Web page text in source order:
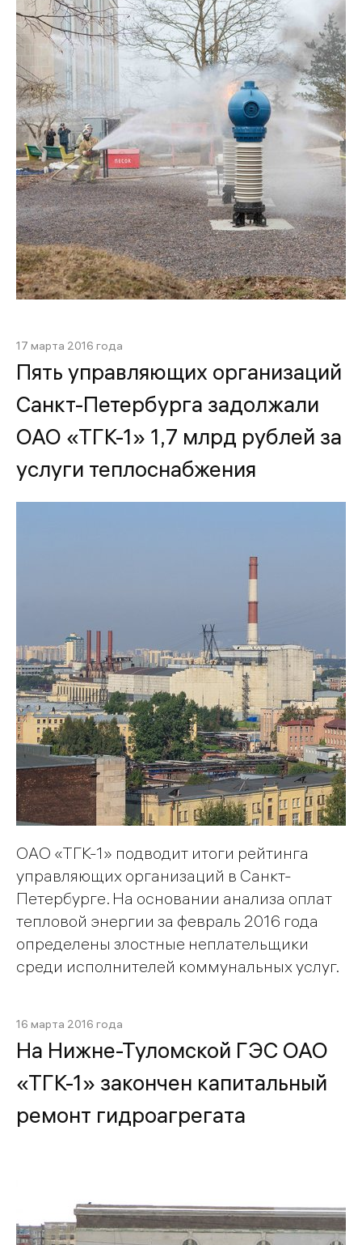
17 марта 2016 года
Пять управляющих организаций
Санкт-Петербурга задолжали
ОАО «ТГК-1» 1,7 млрд рублей за
услуги теплоснабжения
ОАО «ТГК-1» подводит итоги рейтинга
управляющих организаций в Санкт-
Петербурге. На основании анализа оплат
тепловой энергии за февраль 2016 года
определены злостные неплательщики
среди исполнителей коммунальных услуг.
16 марта 2016 года
На Нижне-Туломской ГЭС ОАО
«ТГК-1» закончен капитальный
ремонт гидроагрегата